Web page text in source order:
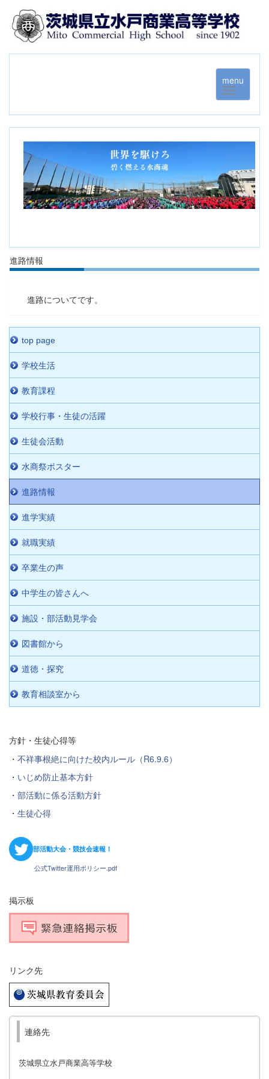
menu
進路情報
進路についてです。
top page
学校生活
教育課程
学校行事・生徒の活躍
生徒会活動
水商祭ポスター
進路情報
進学実績
就職実績
卒業生の声
中学生の皆さんへ
施設・部活動見学会
図書館から
道徳・探究
教育相談室から
方針・生徒心得等
・ 不祥事根絶に向けた校内ルール（R6.9.6）
・ いじめ防止基本方針
・ 部活動に係る活動方針
・ 生徒心得
部活動大会・競技会速報！
公式Twitter運用ポリシー.pdf
掲示板
リンク先
連絡先
茨城県立水戸商業高等学校